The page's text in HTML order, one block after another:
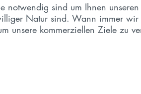
sind um Ihnen
Natur sind. Wann immer wir
unsere kommerziellen Ziele zu